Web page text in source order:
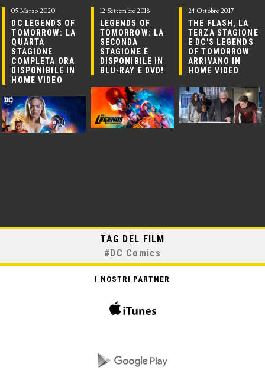
05 Marzo 2020
DC LEGENDS OF
TOMORROW: LA
QUARTA
STAGIONE
COMPLETA ORA
DISPONIBILE IN
HOME VIDEO
12 Settembre 2018
LEGENDS OF
TOMORROW: LA
SECONDA
STAGIONE È
DISPONIBILE IN
BLU-RAY E DVD!
24 Ottobre 2017
THE FLASH, LA
TERZA STAGIONE
E DC'S LEGENDS
OF TOMORROW
ARRIVANO IN
HOME VIDEO
TAG DEL FILM
#DC Comics
I NOSTRI PARTNER